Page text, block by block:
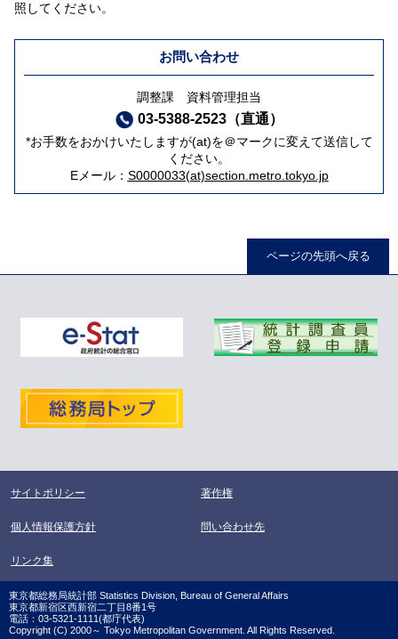
照してください。
お問い合わせ
調整課 資料管理担当
03-5388-2523（直通）
*お手数をおかけいたしますが(at)を＠マークに変えて送信して
ください。
Eメール： S0000033(at)section.metro.tokyo.jp
ページの先頭へ戻る
サイトポリシー 著作権
個人情報保護方針 問い合わせ先
リンク集
東京都総務局統計部 Statistics Division, Bureau of General Affairs
東京都新宿区西新宿二丁目8番1号
電話：03-5321-1111(都庁代表)
Copyright (C) 2000～ Tokyo Metropolitan Government. All Rights Reserved.